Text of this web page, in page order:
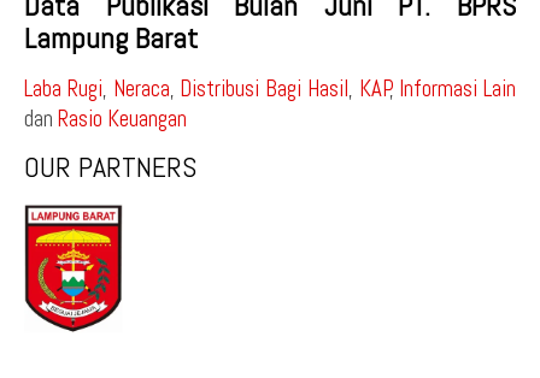
Lampung Barat
Laba Rugi, Neraca, Distribusi Bagi Hasil, KAP, Informasi Lain
dan Rasio Keuangan
OUR PARTNERS